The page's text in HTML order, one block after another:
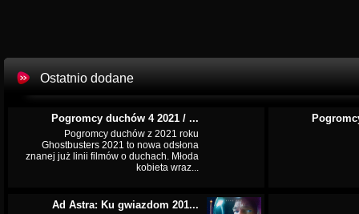
Ostatnio dodane
Pogromcy duchów 4 2021 / ...
Pogromcy duchów z 2021 roku
Ghostbusters 2021 to nowa odsłona
znanej już linii filmów o duchach. Młoda
kobieta wraz...
Ad Astra: Ku gwiazdom 201...